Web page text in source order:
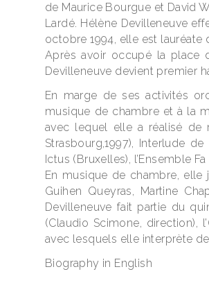
de Maurice Bourgue et David
Lardé. Hélène Devilleneuve
octobre 1994, elle est
Après avoir occupé la place
Devilleneuve devient premier
En marge de ses activités
musique de chambre et à la
avec lequel elle a réalisé de
Strasbourg,1997), Interlude
Ictus (Bruxelles), l’Ensemble
En musique de chambre, elle
Guihen Queyras, Martine
Devilleneuve fait partie du
(Claudio Scimone, direction),
avec lesquels elle interprète
Biography in English